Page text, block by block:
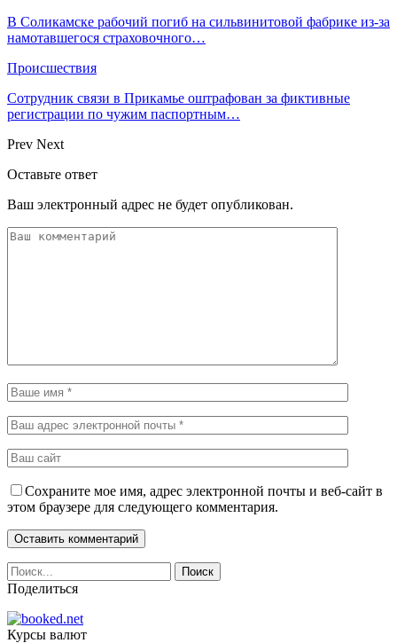
В Соликамске рабочий погиб на сильвинитовой фабрике из-за
намотавшегося страховочного…
Происшествия
Сотрудник связи в Прикамье оштрафован за фиктивные
регистрации по чужим паспортным…
Prev Next
Оставьте ответ
Ваш электронный адрес не будет опубликован.
Сохраните мое имя, адрес электронной почты и веб-сайт в
этом браузере для следующего комментария.
Поделиться
Курсы валют